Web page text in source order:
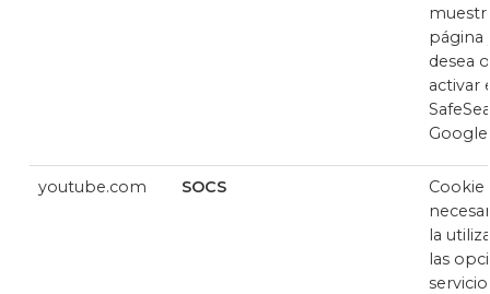
página
desea
activar
Google.
youtube.com SOCS
Cookie
la
las